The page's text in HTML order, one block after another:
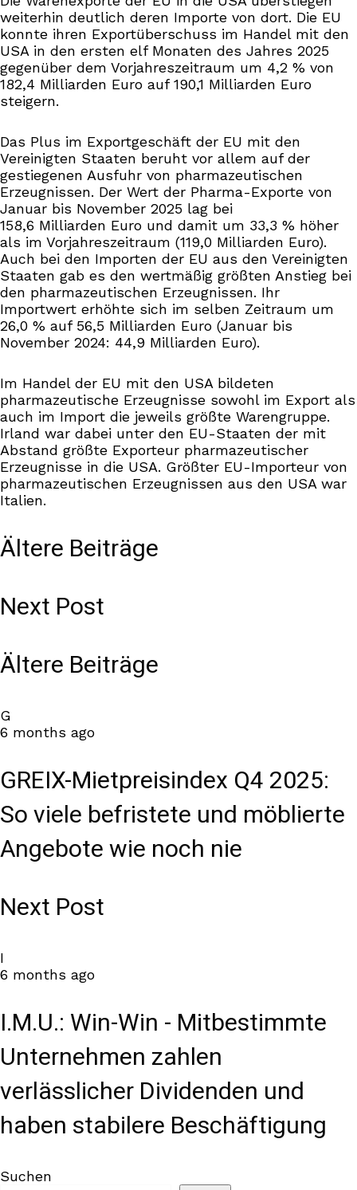
weiterhin deutlich deren Importe von dort. Die EU
konnte ihren Exportüberschuss im Handel mit den
USA in den ersten elf Monaten des Jahres 2025
gegenüber dem Vorjahreszeitraum um 4,2 % von
182,4 Milliarden Euro auf 190,1 Milliarden Euro
steigern.
Das Plus im Exportgeschäft der EU mit den
Vereinigten Staaten beruht vor allem auf der
gestiegenen Ausfuhr von pharmazeutischen
Erzeugnissen. Der Wert der Pharma-Exporte von
Januar bis November 2025 lag bei
158,6 Milliarden Euro und damit um 33,3 % höher
als im Vorjahreszeitraum (119,0 Milliarden Euro).
Auch bei den Importen der EU aus den Vereinigten
Staaten gab es den wertmäßig größten Anstieg bei
den pharmazeutischen Erzeugnissen. Ihr
Importwert erhöhte sich im selben Zeitraum um
26,0 % auf 56,5 Milliarden Euro (Januar bis
November 2024: 44,9 Milliarden Euro).
Im Handel der EU mit den USA bildeten
pharmazeutische Erzeugnisse sowohl im Export als
auch im Import die jeweils größte Warengruppe.
Irland war dabei unter den EU-Staaten der mit
Abstand größte Exporteur pharmazeutischer
Erzeugnisse in die USA. Größter EU-Importeur von
pharmazeutischen Erzeugnissen aus den USA war
Italien.
Ältere Beiträge
Next Post
Ältere Beiträge
G
6 months ago
GREIX-Mietpreisindex Q4 2025:
So viele befristete und möblierte
Angebote wie noch nie
Next Post
I
6 months ago
I.M.U.: Win-Win - Mitbestimmte
Unternehmen zahlen
verlässlicher Dividenden und
haben stabilere Beschäftigung
Suchen